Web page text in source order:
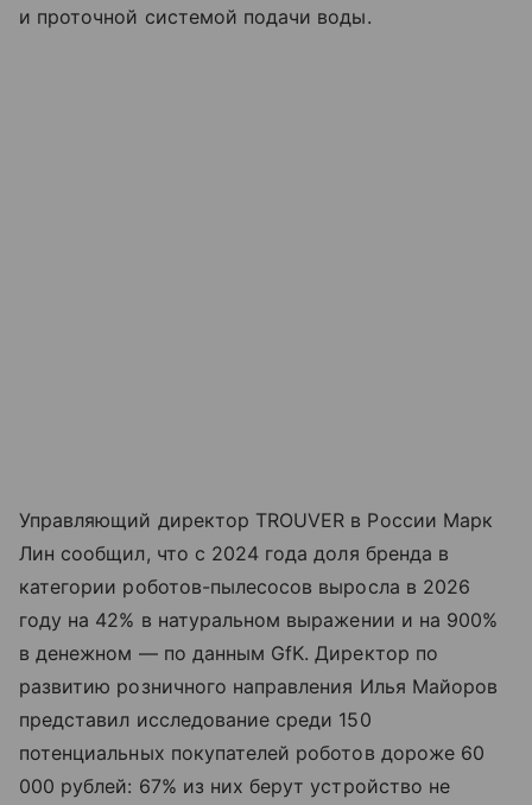
и проточной системой подачи воды.
Управляющий директор TROUVER в России Марк
Лин сообщил, что с 2024 года доля бренда в
категории роботов-пылесосов выросла в 2026
году на 42% в натуральном выражении и на 900%
в денежном — по данным GfK. Директор по
развитию розничного направления Илья Майоров
представил исследование среди 150
потенциальных покупателей роботов дороже 60
000 рублей: 67% из них берут устройство не